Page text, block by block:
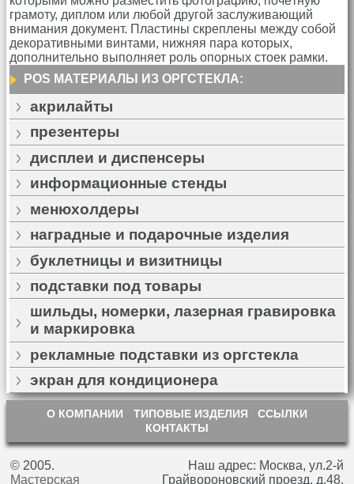
грамоту, диплом или любой другой заслуживающий
внимания документ. Пластины скреплены между собой
декоративными винтами, нижняя пара которых,
дополнительно выполняет роль опорных стоек рамки.
POS МАТЕРИАЛЫ ИЗ ОРГСТЕКЛА:
акрилайты
презентеры
дисплеи и диспенсеры
информационные стенды
менюхолдеры
наградные и подарочные изделия
буклетницы и визитницы
подставки под товары
шильды, номерки, лазерная гравировка
и маркировка
рекламные подставки из оргстекла
экран для кондиционера
О КОМПАНИИ ТИПОВЫЕ ИЗДЕЛИЯ
ССЫЛКИ
КОНТАКТЫ
© 2005.
Мастерская
Наш адрес: Москва, ул.2-й
Грайвороновский проезд, д.48,